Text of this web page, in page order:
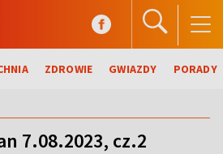
ZDROWIE GWIAZDY PORADY
7.08.2023, cz.2